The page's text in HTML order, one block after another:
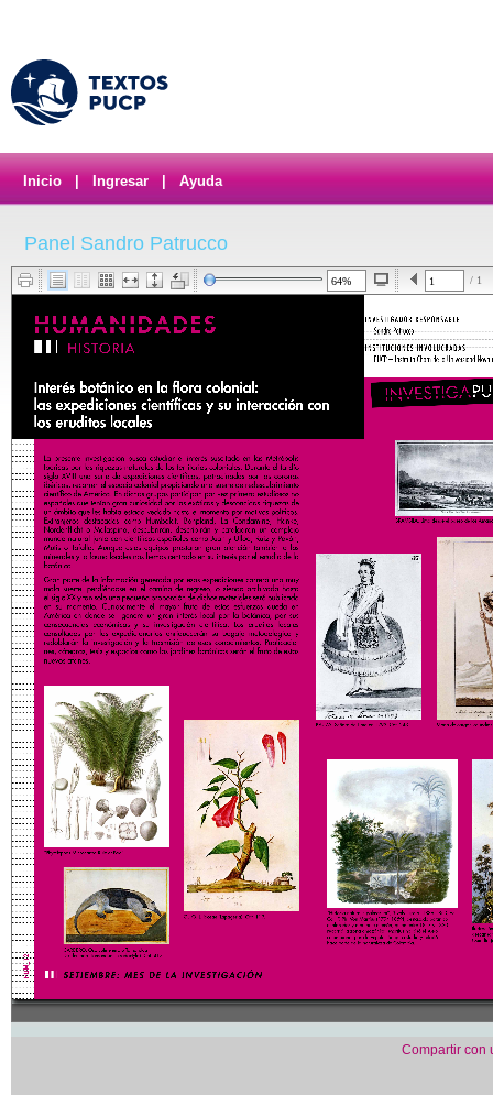
Inicio Ingresar Ayuda
Panel Sandro Patrucco
/ 1
Compartir con